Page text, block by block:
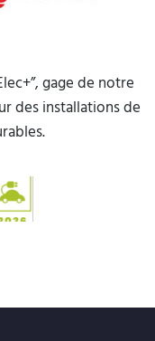
gage de notre
des installations de